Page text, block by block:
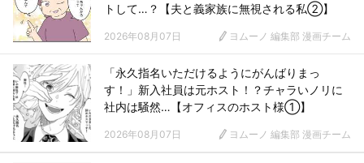
トして…？【夫と義家族に無視される私②】
2026年08月07日 ヨムーノ 編集部 漫画チーム
「永久指名いただけるようにがんばりまっ
す！」新入社員は元ホスト！？チャラいノリに
社内は騒然…【オフィスのホスト様①】
2026年08月07日 ヨムーノ 編集部 漫画チーム